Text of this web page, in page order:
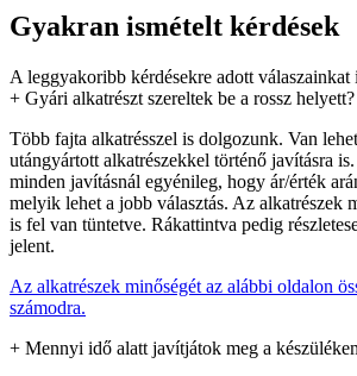
Gyakran ismételt kérdések
A leggyakoribb kérdésekre adott válaszainkat
+ Gyári alkatrészt szereltek be a rossz helyett?
Több fajta alkatrésszel is dolgozunk. Van
utángyártott alkatrészekkel történő javításra
minden javításnál egyénileg, hogy ár/érték
melyik lehet a jobb választás. Az alkatrészek
is fel van tüntetve. Rákattintva pedig
jelent.
Az alkatrészek minőségét az alábbi oldalon
számodra.
+ Mennyi idő alatt javítjátok meg a